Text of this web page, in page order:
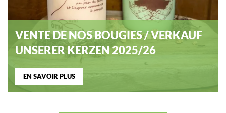
VENTE DE NOS BOUGIES / VERKAUF
UNSERER KERZEN 2025/26
EN SAVOIR PLUS